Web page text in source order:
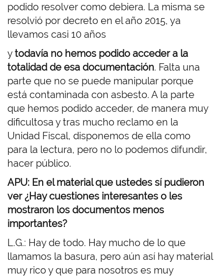
podido resolver como debiera. La misma se
resolvió por decreto en el año 2015, ya
llevamos casi 10 años
ytodavía no hemos podido acceder a la
totalidad de esa documentación. Falta una
parte que no se puede manipular porque
está contaminada con asbesto. A la parte
que hemos podido acceder, de manera muy
dificultosa y tras mucho reclamo en la
Unidad Fiscal, disponemos de ella como
para la lectura, pero no lo podemos difundir,
hacer público.
APU: En el material que ustedes sí pudieron
ver ¿Hay cuestiones interesantes o les
mostraron los documentos menos
importantes?
L.G.: Hay de todo. Hay mucho de lo que
llamamos la basura, pero aún así hay material
muy rico y que para nosotros es muy